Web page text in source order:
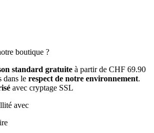
boutique ?
standard gratuite à partir de CHF 69.90
dans le respect de notre environnement.
avec cryptage SSL
avec